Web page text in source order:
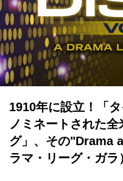
1910年に設立！「
ノミネートされた
グ」、その"Drama
ラマ・リーグ・ガラ